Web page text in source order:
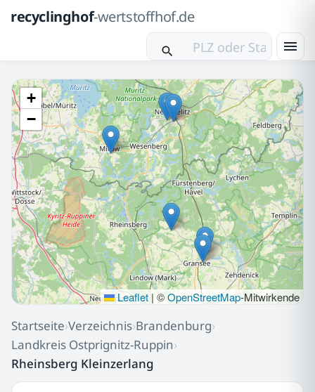
recyclinghof-wertstoffhof.de
+
−
Leaflet | ©OpenStreetMap-Mitwirkende
Startseite›Verzeichnis›Brandenburg›
Landkreis Ostprignitz-Ruppin›
Rheinsberg Kleinzerlang